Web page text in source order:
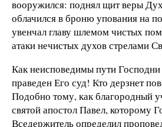
вооружился: поднял щит веры
облачился в броню упования на
увенчал главу шлемом чистых
атаки нечистых духов стрелами
Как неисповедимы пути
праведен Его суд! Кто дерзнет
Подобно тому, как благородный
святой апостол Павел, которому
Вседержитель определил